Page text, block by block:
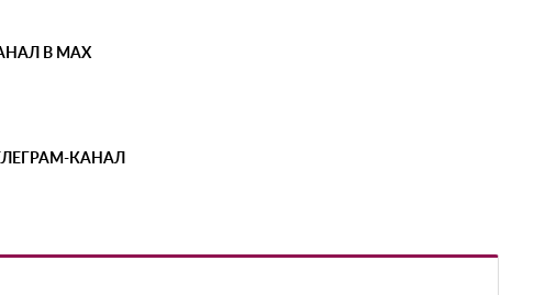
В MAX
КАНАЛ